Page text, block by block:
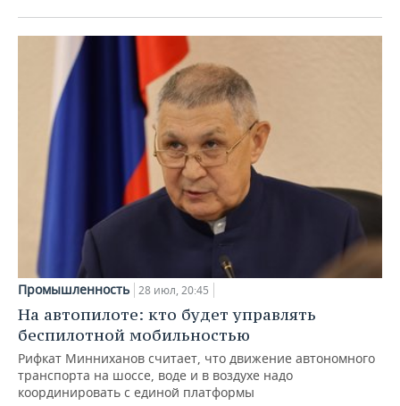
Промышленность 28 июл, 20:45
На автопилоте: кто будет управлять
беспилотной мобильностью
Рифкат Минниханов считает, что движение автономного
транспорта на шоссе, воде и в воздухе надо
координировать с единой платформы